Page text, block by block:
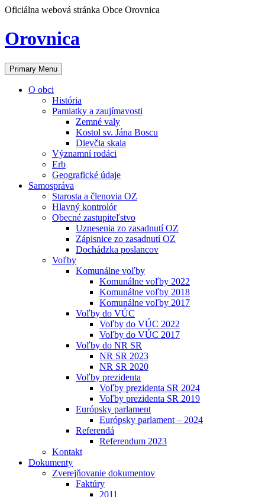
Skip
content
Oficiálna webová stránka Obce Orovnica
Orovnica
Primary Menu
O obci
História
Pamiatky a zaujímavosti
Zemné valy
Kostol sv. Jána Boscu
Dievčia skala
Významní rodáci
Erb
Geografické údaje
Samospráva
Starosta a členovia OZ
Hlavný kontrolór
Obecné zastupiteľstvo
Uznesenia zo zasadnutí OZ
Zápisnice zo zasadnutí OZ
Dochádzka poslancov
Voľby
Komunálne voľby
Komunálne voľby 2022
Komunálne voľby 2018
Komunálne voľby 2017
Voľby do VÚC
Voľby do VÚC 2022
Voľby do VÚC 2017
Voľby do NR SR
NR SR 2023
NR SR 2020
Voľby prezidenta
Voľby prezidenta SR 2024
Voľby prezidenta SR 2019
Európsky parlament
Európsky parlament – 2024
Referendá
Referendum 2023
Kontakt
Dokumenty
Zverejňovanie dokumentov
Faktúry
2011